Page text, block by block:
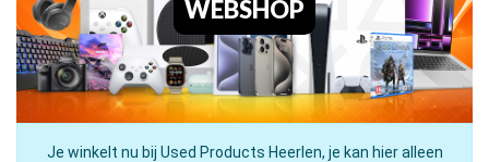
WEBSHOP
Je winkelt nu bij Used Products Heerlen, je kan hier alleen